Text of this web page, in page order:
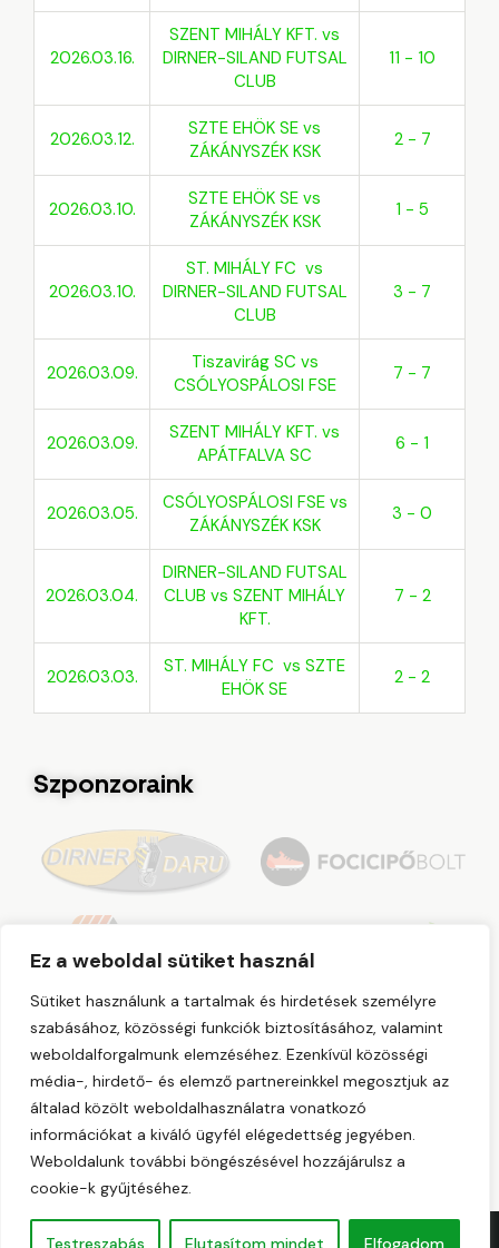
Ez a weboldal sütiket használ
Sütiket használunk a tartalmak és hirdetések személyre
szabásához, közösségi funkciók biztosításához, valamint
weboldalforgalmunk elemzéséhez. Ezenkívül közösségi
média-, hirdető- és elemző partnereinkkel megosztjuk az
általad közölt weboldalhasználatra vonatkozó
információkat a kiváló ügyfél elégedettség jegyében.
Weboldalunk további böngészésével hozzájárulsz a
cookie-k gyűjtéséhez.
Testreszabás Elutasítom mindet Elfogadom
2026.03.16.
SZENT MIHÁLY KFT. vs
DIRNER-SILAND FUTSAL
CLUB
11 - 10
2026.03.12.
SZTE EHÖK SE vs
ZÁKÁNYSZÉK KSK
2 - 7
2026.03.10.
SZTE EHÖK SE vs
ZÁKÁNYSZÉK KSK
1 - 5
2026.03.10.
ST. MIHÁLY FC vs
DIRNER-SILAND FUTSAL
CLUB
3 - 7
2026.03.09.
Tiszavirág SC vs
CSÓLYOSPÁLOSI FSE
7 - 7
2026.03.09.
SZENT MIHÁLY KFT. vs
APÁTFALVA SC
6 - 1
2026.03.05.
CSÓLYOSPÁLOSI FSE vs
ZÁKÁNYSZÉK KSK
3 - 0
2026.03.04.
DIRNER-SILAND FUTSAL
CLUB vs SZENT MIHÁLY
KFT.
7 - 2
2026.03.03.
ST. MIHÁLY FC vs SZTE
EHÖK SE
2 - 2
Szponzoraink